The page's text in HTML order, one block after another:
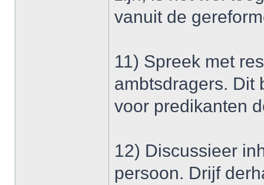
vanuit de
11) Spreek met
ambtsdragers. Dit
voor predikanten
12) Discussieer
persoon. Drijf